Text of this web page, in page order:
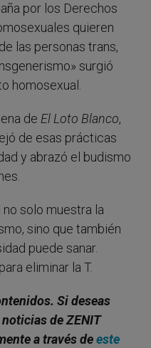
por los Derechos
quieren
las personas trans,
surgió
homosexual.
de El Loto Blanco,
de esas prácticas
y abrazó el budismo
solo muestra la
sino que también
puede sanar.
eliminar la T.
Si deseas
de ZENIT
a través deeste